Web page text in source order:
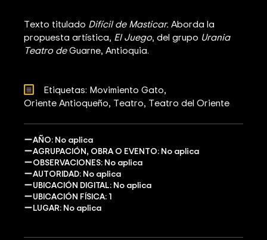
Texto titulado Difícil de Masticar. Aborda la
propuesta artística, El Juego, del grupo Urania
Teatro deGuarne, Antioquia.
Etiquetas: Movimiento Gato
Oriente Antioqueño Teatro Teatro del Oriente
AÑO: No aplica
AGRUPACIÓN, OBRA O EVENTO: No aplica
OBSERVACIONES: No aplica
AUTORIDAD: No aplica
UBICACIÓN DIGITAL: No aplica
UBICACIÓN FÍSICA: 1
LUGAR: No aplica